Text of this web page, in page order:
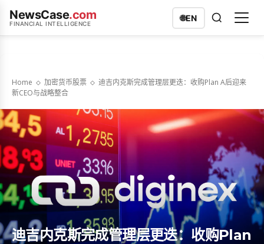
NewsCase.com
FINANCIAL INTELLIGENCE
🌐EN
Home 加密货币股票
迪吉内克斯完成管理层更迭：收购Plan A后迎来
新CEO与战略整合
迪吉内克斯完成管理层更迭：收购Plan